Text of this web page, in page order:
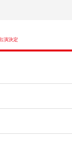
演決定